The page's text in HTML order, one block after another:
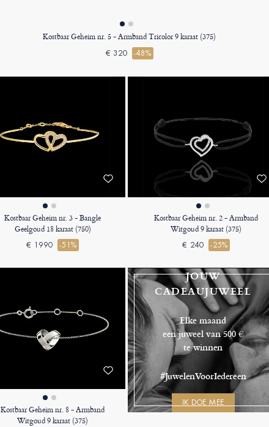
Kostbaar Geheim nr. 5 - Armband Tricolor 9 karaat (375)
€ 320 -48%
Kostbaar Geheim nr. 3 - Bangle
Geelgoud 18 karaat (750)
€ 1990 -51%
Kostbaar Geheim nr. 2 - Armband
Witgoud 9 karaat (375)
€ 240 -25%
Kostbaar Geheim nr. 8 - Armband
Witgoud 9 karaat (375)
JOUW
CADEAUJUWEEL
Elke maand
een juweel van 500 €
te winnen
#JuwelenVoorIedereen
IK DOE MEE